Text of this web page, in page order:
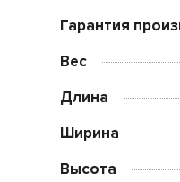
Гарантия
Вес
Длина
Ширина
Высота